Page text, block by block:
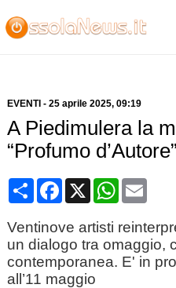
EVENTI - 25 aprile 2025, 09:19
A Piedimulera la
“Profumo d’Autore”
CondividiFacebook
X WhatsApp
Email
Ventinove artisti
un dialogo tra omaggio,
contemporanea. E' in
all’11 maggio